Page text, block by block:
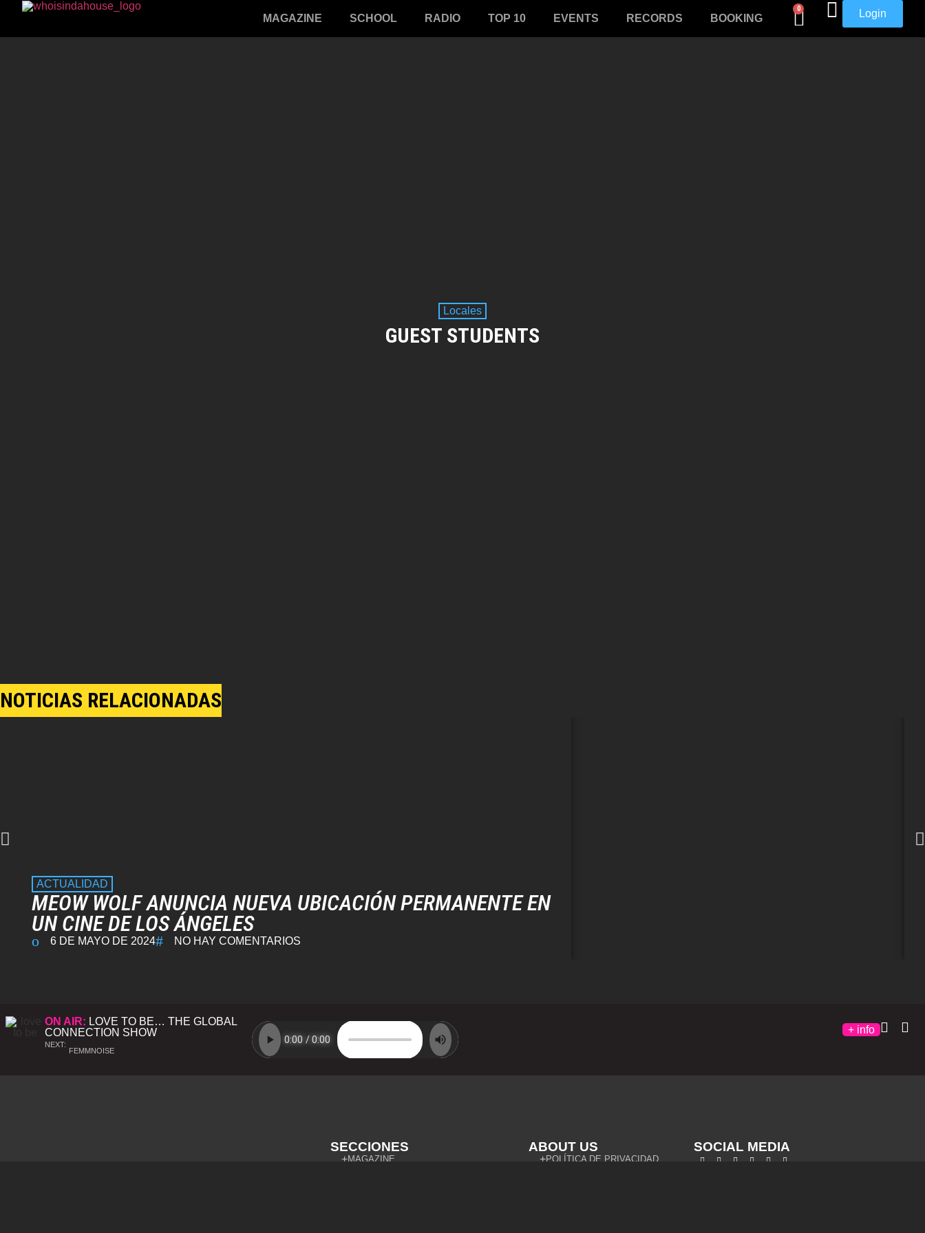
MAGAZINE SCHOOL RADIO TOP 10 EVENTS RECORDS BOOKING
0 Login
Locales
GUEST STUDENTS
NOTICIAS RELACIONADAS
ACTUALIDAD
MEOW WOLF ANUNCIA NUEVA UBICACIÓN PERMANENTE EN
UN CINE DE LOS ÁNGELES
6 DE MAYO DE 2024 NO HAY COMENTARIOS
ON AIR: LOVE TO BE… THE GLOBAL
CONNECTION SHOW
NEXT:
FEMMNOISE
+ info
SECCIONES
MAGAZINE
ABOUT US
POLÍTICA DE PRIVACIDAD
SOCIAL MEDIA